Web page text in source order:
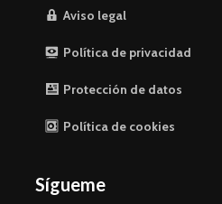
Aviso legal
Política de privacidad
Protección de datos
Política de cookies
Sígueme